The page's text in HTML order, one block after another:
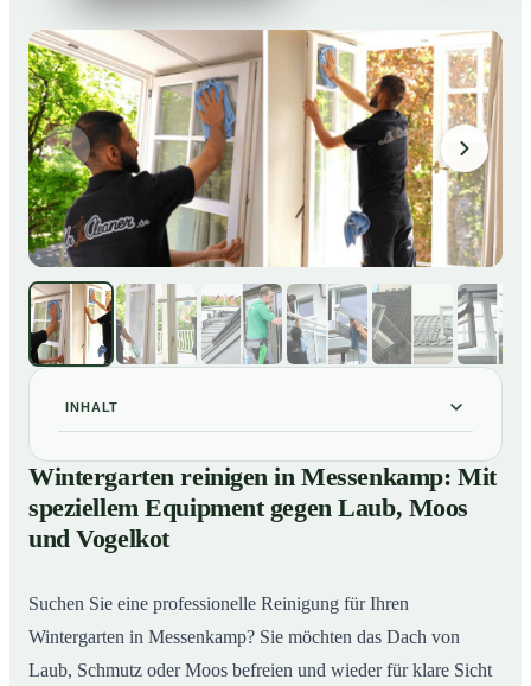
INHALT
Wintergarten reinigen in Messenkamp: Mit speziellem
Equipment gegen Laub, Moos und Vogelkot
02 So läuft eine professionelle Reinigung eines
Wintergarten in Messenkamp ab
Wintergarten reinigen in Messenkamp: Mit
speziellem Equipment gegen Laub, Moos
und Vogelkot
Suchen Sie eine professionelle Reinigung für Ihren
Wintergarten in Messenkamp? Sie möchten das Dach von
Laub, Schmutz oder Moos befreien und wieder für klare Sicht